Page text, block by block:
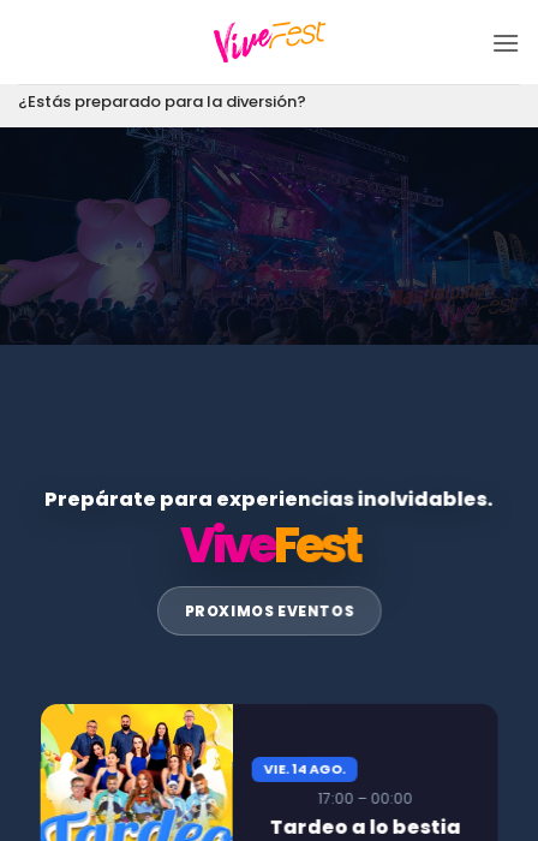
¿Estás preparado para la diversión?
Prepárate para experiencias inolvidables.
ViveFest
PROXIMOS EVENTOS
VIE. 14 AGO.
17:00 – 00:00
Tardeo a lo bestia